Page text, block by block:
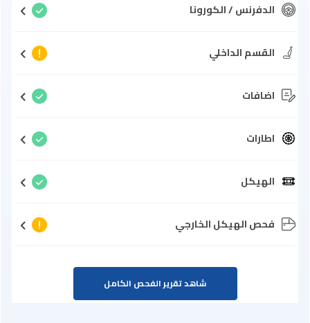
الدفرنس / الكورونا
القسم الداخلي
اضافات
اطارات
الهيكل
فحص الهيكل الخارجي
شاهد تقرير الفحص الكامل